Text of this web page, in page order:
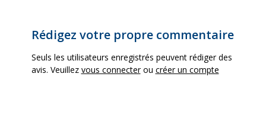
Rédigez votre propre commentaire
Seuls les utilisateurs enregistrés peuvent rédiger des
avis. Veuillez vous connecterou créer un compte